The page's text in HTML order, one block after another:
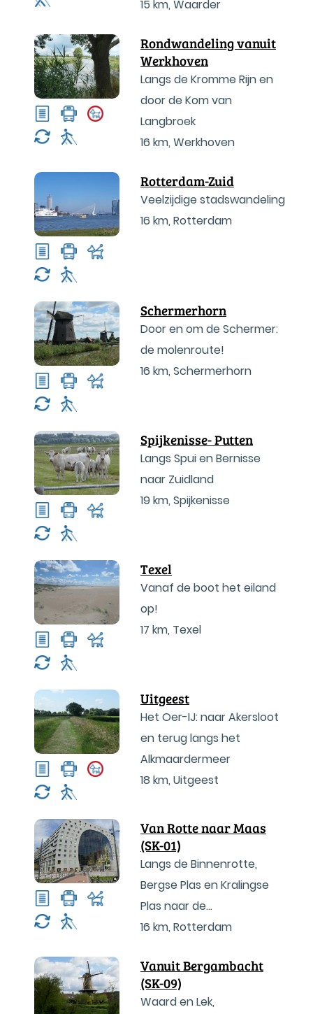
15 km, Waarder
Rondwandeling vanuit
Werkhoven
Langs de Kromme Rijn en
door de Kom van
Langbroek
16 km, Werkhoven
Rotterdam-Zuid
Veelzijdige stadswandeling
16 km, Rotterdam
Schermerhorn
Door en om de Schermer:
de molenroute!
16 km, Schermerhorn
Spijkenisse- Putten
Langs Spui en Bernisse
naar Zuidland
19 km, Spijkenisse
Texel
Vanaf de boot het eiland
op!
17 km, Texel
Uitgeest
Het Oer-IJ: naar Akersloot
en terug langs het
Alkmaardermeer
18 km, Uitgeest
Van Rotte naar Maas
(SK-01)
Langs de Binnenrotte,
Bergse Plas en Kralingse
Plas naar de
Maasboulevard
16 km, Rotterdam
Vanuit Bergambacht
(SK-09)
Waard en Lek,